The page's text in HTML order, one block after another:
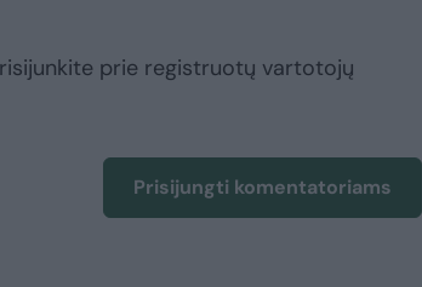
prie registruotų vartotojų
Prisijungti komentatoriams